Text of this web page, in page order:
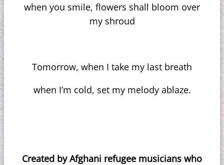
when you smile, flowers shall bloom over
my shroud
Tomorrow, when I take my last breath
when I’m cold, set my melody ablaze.
Created by Afghani refugee musicians who